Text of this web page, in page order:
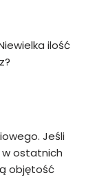
ilość
Jeśli
w ostatnich
objętość